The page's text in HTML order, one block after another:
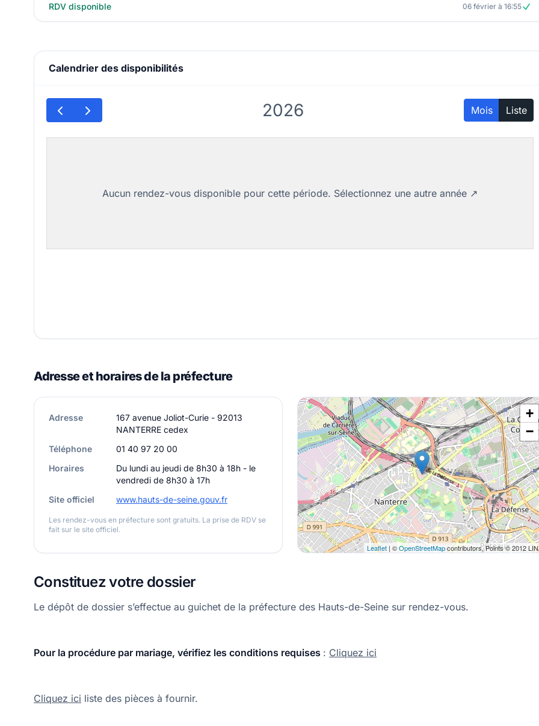
RDV disponible 06 février à 16:55
Calendrier des disponibilités
2026 Mois Liste
Adresse et horaires de la préfecture
Adresse
167 avenue Joliot-Curie - 92013
NANTERRE cedex
Téléphone
01 40 97 20 00
Horaires
Du lundi au jeudi de 8h30 à 18h - le
vendredi de 8h30 à 17h
Site officiel
www.hauts-de-seine.gouv.fr
Les rendez-vous en préfecture sont gratuits. La prise de RDV se
fait sur le site officiel.
+
−
Leaflet | ©OpenStreetMapcontributors, Points © 2012
Constituez votre dossier
Le dépôt de dossier s’effectue au guichet de la préfecture des Hauts-de-Seine sur rendez-vous.
Pour la procédure par mariage, vérifiez les conditions requises : Cliquez ici
Cliquez ici liste des pièces à fournir.